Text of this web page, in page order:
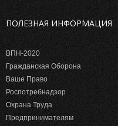
ПОЛЕЗНАЯ ИНФОРМАЦИЯ
ВПН-2020
Гражданская Оборона
Ваше Право
Роспотребнадзор
Охрана Труда
Предпринимателям